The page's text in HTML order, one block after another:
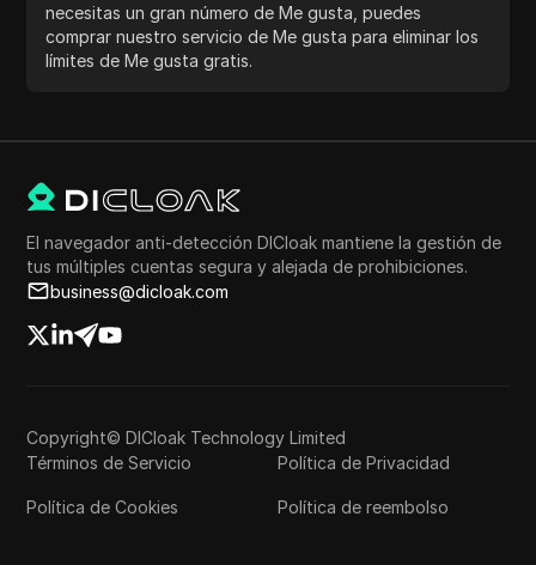
necesitas un gran número de Me gusta, puedes
comprar nuestro servicio de Me gusta para eliminar los
límites de Me gusta gratis.
El navegador anti-detección DICloak mantiene la gestión de
tus múltiples cuentas segura y alejada de prohibiciones.
business@dicloak.com
Copyright© DICloak Technology Limited
Términos de Servicio
Política de Privacidad
Política de Cookies Política de reembolso